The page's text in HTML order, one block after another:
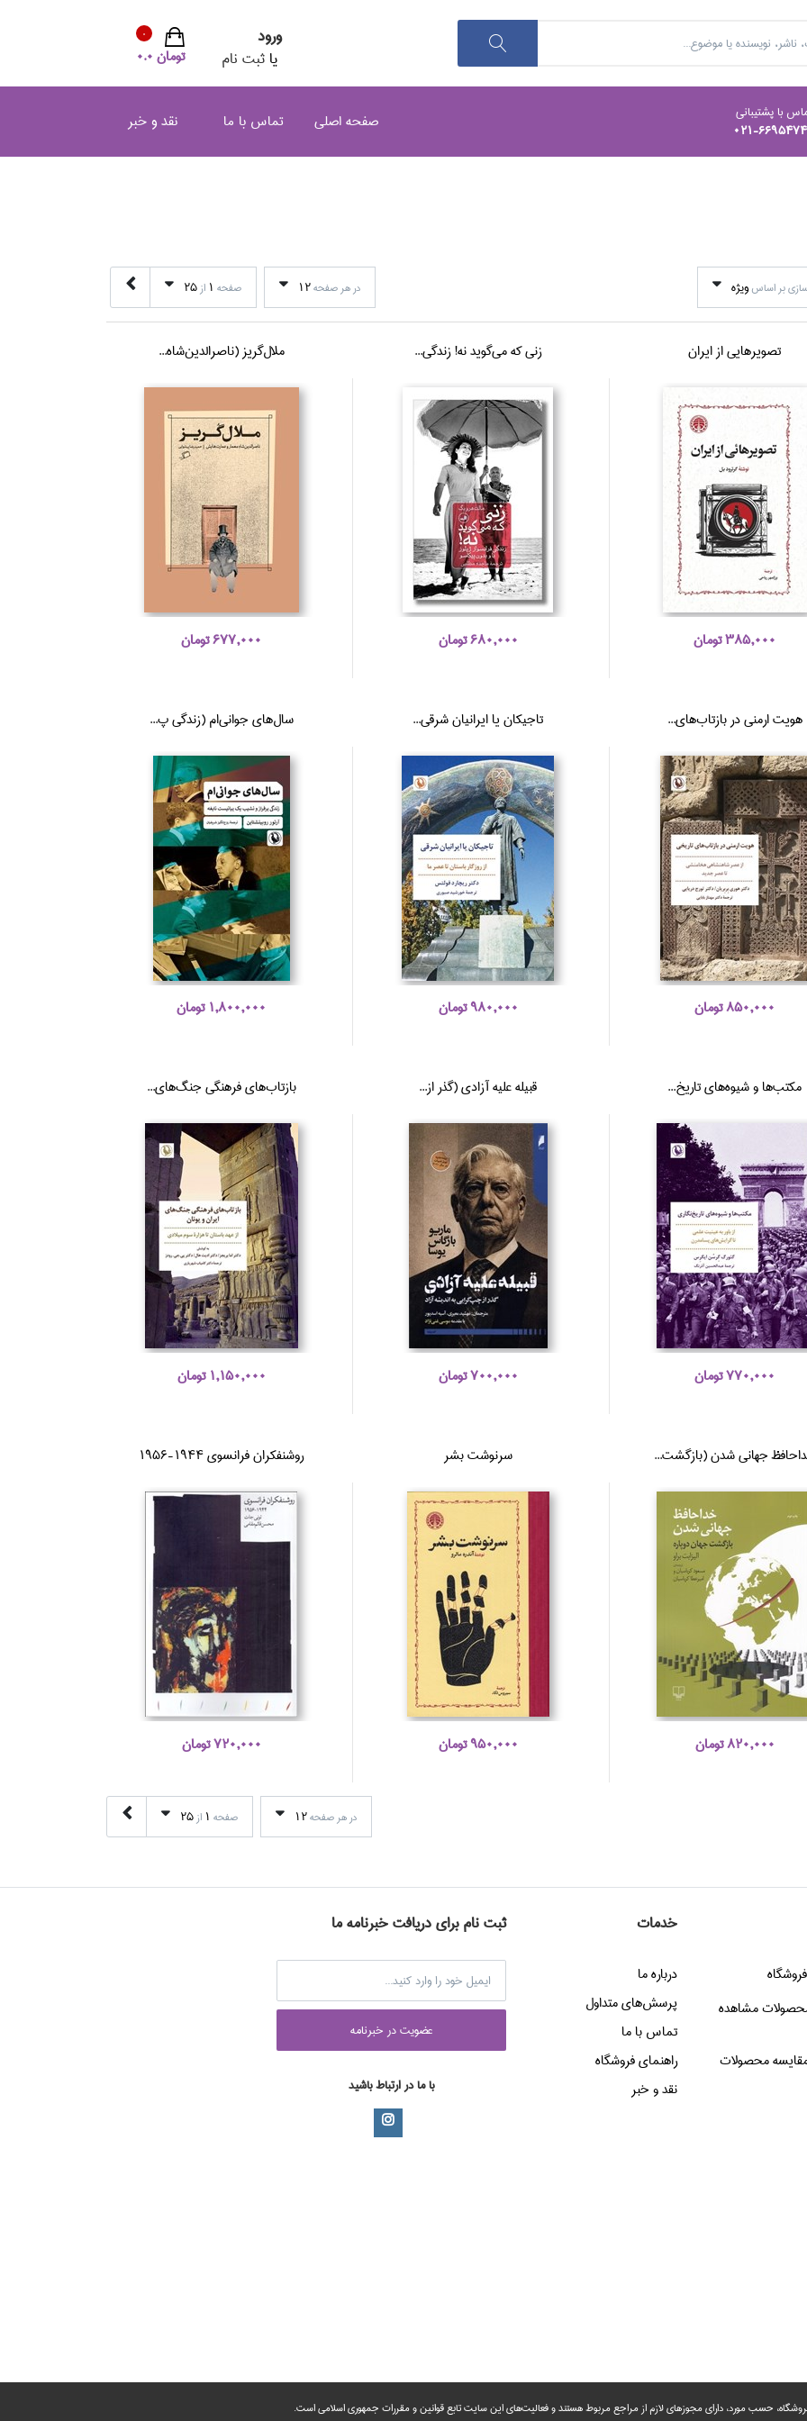
ورود
یا ثبت نام تومان 0.0
0
با پشتیبانی
021-
صفحه اصلی تماس با ما نقد و خبر
بر اساسويژه در هر صفحه12 صفحه 1 از 25
تصويرهايي از ايران
385,000 تومان
زني كه مي‌گويد نه! زندگي...
680,000 تومان
ملال‌گريز (ناصرالدين‌شاه...
677,000 تومان
هويت ارمني در بازتاب‌هاي...
850,000 تومان
تاجيكان يا ايرانيان شرقي...
980,000 تومان
سال‌هاي جواني‌ام (زندگي پ...
1,800,000 تومان
مكتب‌ها و شيوه‌هاي تاريخ‌...
770,000 تومان
قبيله عليه آزادي (گذر از...
700,000 تومان
بازتاب‌هاي فرهنگي جنگ‌هاي...
1,150,000 تومان
جهاني شدن (بازگشت...
820,000 تومان
سرنوشت بشر
950,000 تومان
روشنفكران فرانسوي 1944-1956
720,000 تومان
در هر صفحه12 صفحه 1 از 25
مشاهده
محصولات
خدمات
درباره ما
پرسش‌هاي متداول
تماس با ما
راهنماي فروشگاه
نقد و خبر
ثبت نام برای دریافت خبرنامه ما
عضويت در خبرنامه
با ما در ارتباط باشید
حسب مورد،‌ دارای مجوزهای لازم از مراجع مربوط هستند ‌و‌‌ فعالیت‌های این سایت تابع قوانین و مقررات جمهوری اسلامی است.